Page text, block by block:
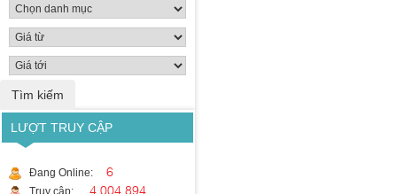
LƯỢT TRUY CẬP
Đang Online: 6
Truy cập: 4,004,894